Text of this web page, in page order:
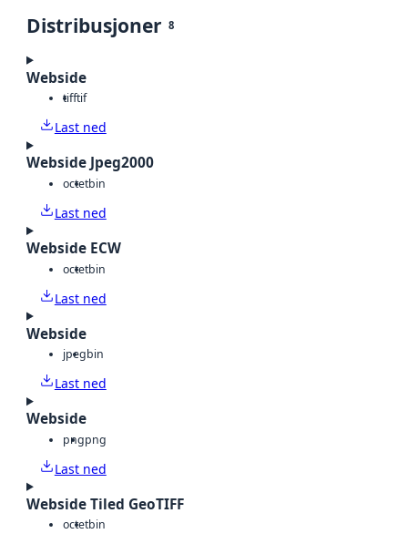
Distribusjoner 8
Webside
tifftif
Last ned
Webside Jpeg2000
octetbin
Last ned
Webside ECW
octetbin
Last ned
Webside
jpegbin
Last ned
Webside
pngpng
Last ned
Webside Tiled GeoTIFF
octetbin